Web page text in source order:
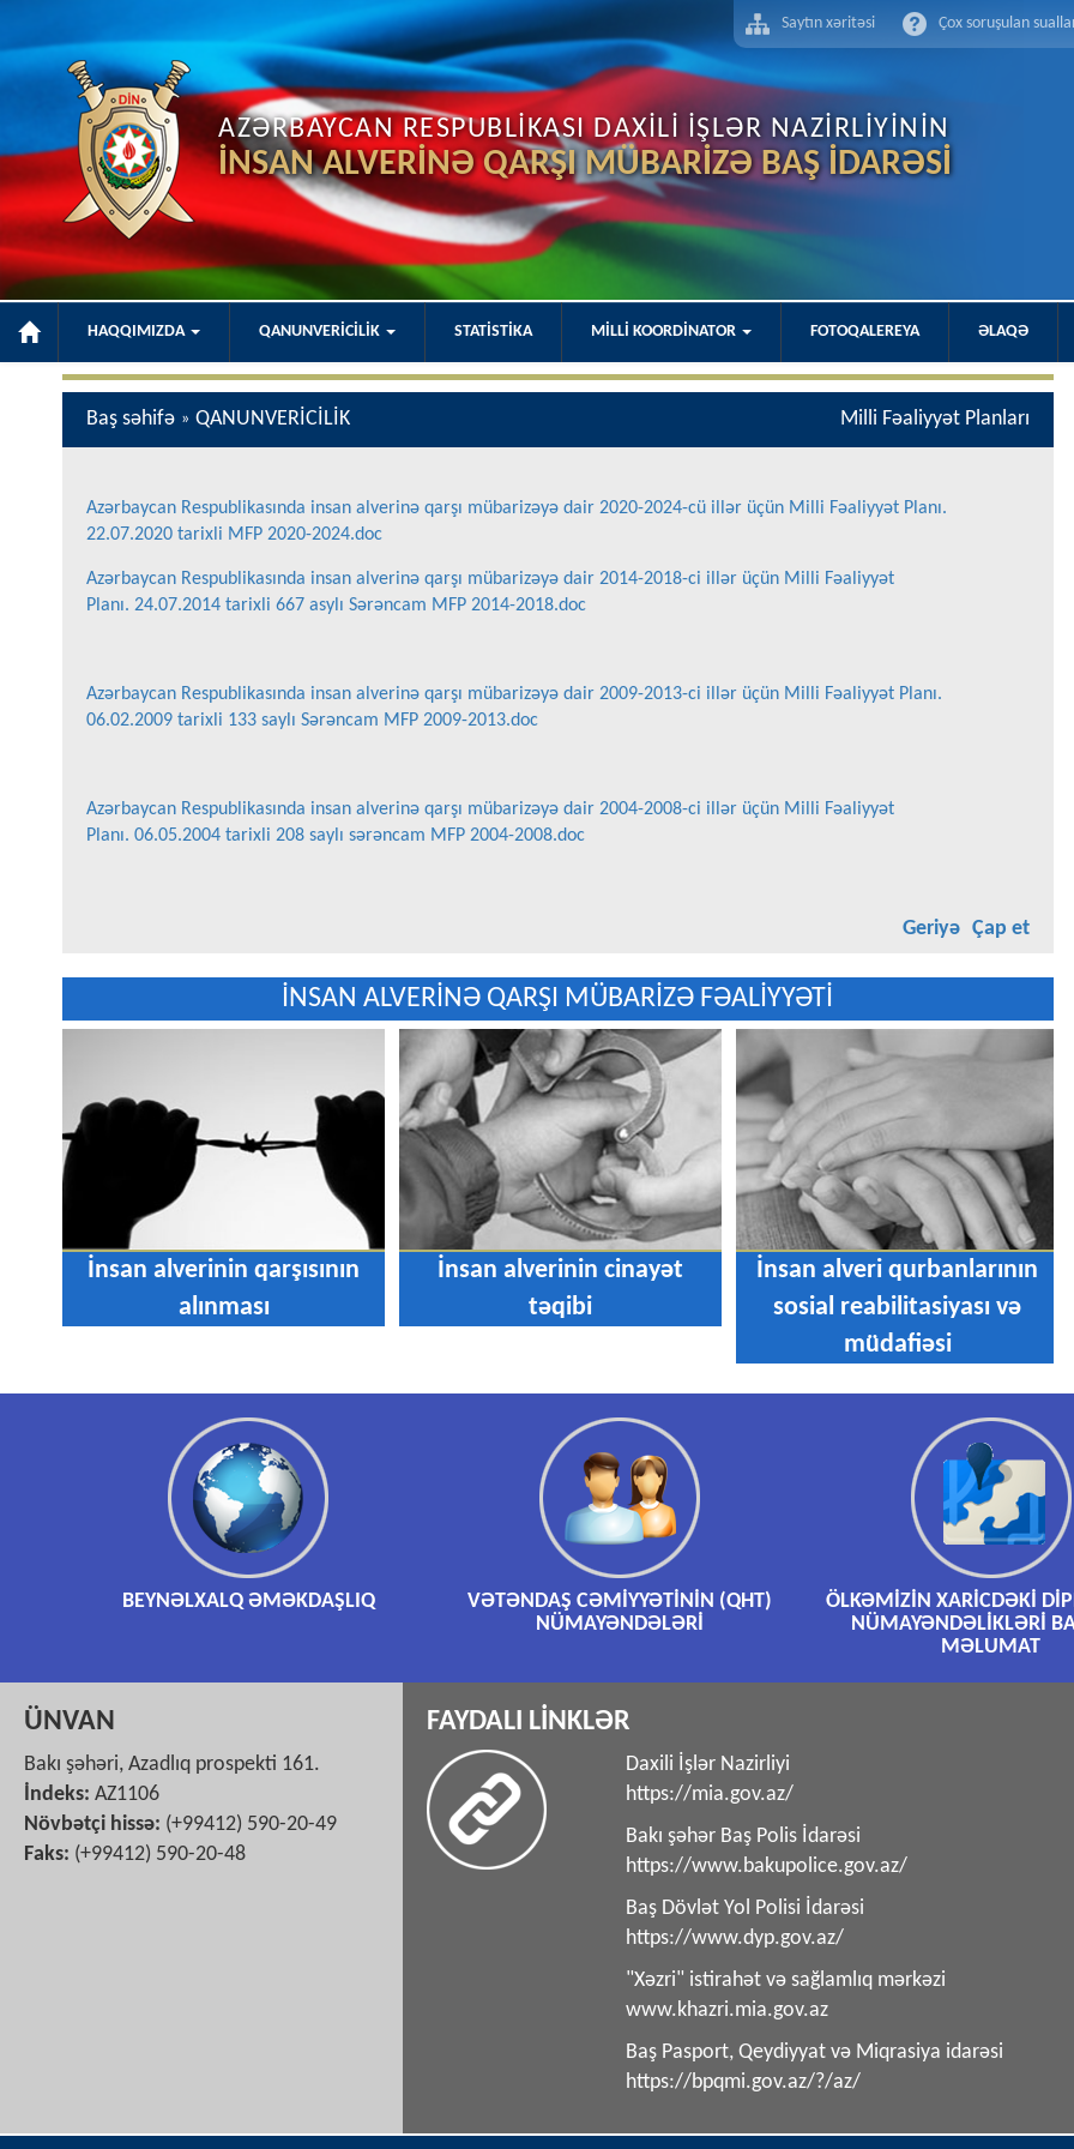
AZƏRBAYCAN RESPUBLİKASI DAXİLİ İŞLƏR NAZİRLİYİNİN
İNSAN ALVERİNƏ QARŞI MÜBARİZƏ BAŞ İDARƏSİ
Saytın xəritəsi Çox soruşulan
HAQQIMIZDA QANUNVERİCİLİK STATİSTİKA MİLLİ KOORDİNATOR FOTOQALEREYA ƏLAQƏ
Baş səhifə » QANUNVERİCİLİK Milli Fəaliyyət Planları
Azərbaycan Respublikasında insan alverinə qarşı mübarizəyə dair 2020-2024-cü illər üçün Milli Fəaliyyət Planı.
22.07.2020 tarixli MFP 2020-2024.doc
Azərbaycan Respublikasında insan alverinə qarşı mübarizəyə dair 2014-2018-ci illər üçün Milli Fəaliyyət
Planı. 24.07.2014 tarixli 667 asylı Sərəncam MFP 2014-2018.doc
Azərbaycan Respublikasında insan alverinə qarşı mübarizəyə dair 2009-2013-ci illər üçün Milli Fəaliyyət Planı.
06.02.2009 tarixli 133 saylı Sərəncam MFP 2009-2013.doc
Azərbaycan Respublikasında insan alverinə qarşı mübarizəyə dair 2004-2008-ci illər üçün Milli Fəaliyyət
Planı. 06.05.2004 tarixli 208 saylı sərəncam MFP 2004-2008.doc
Çap et
Geriyə
İNSAN ALVERİNƏ QARŞI MÜBARİZƏ FƏALİYYƏTİ
İnsan alverinin qarşısının
alınması
İnsan alverinin cinayət
təqibi
İnsan alveri qurbanlarının
sosial reabilitasiyası və
müdafiəsi
BEYNƏLXALQ ƏMƏKDAŞLIQ
VƏTƏNDAŞ CƏMİYYƏTİNİN (QHT)
NÜMAYƏNDƏLƏRİ
ÖLKƏMİZİN XARİCDƏKİ
NÜMAYƏNDƏLİKLƏRİ
MƏLUMAT
ÜNVAN
Bakı şəhəri, Azadlıq prospekti 161.
İndeks: AZ1106
Növbətçi hissə: (+99412) 590-20-49
Faks: (+99412) 590-20-48
FAYDALI LİNKLƏR
Daxili İşlər Nazirliyi
https://mia.gov.az/
Bakı şəhər Baş Polis İdarəsi
https://www.bakupolice.gov.az/
Baş Dövlət Yol Polisi İdarəsi
https://www.dyp.gov.az/
"Xəzri" istirahət və sağlamlıq mərkəzi
www.khazri.mia.gov.az
Baş Pasport, Qeydiyyat və Miqrasiya idarəsi
https://bpqmi.gov.az/?/az/